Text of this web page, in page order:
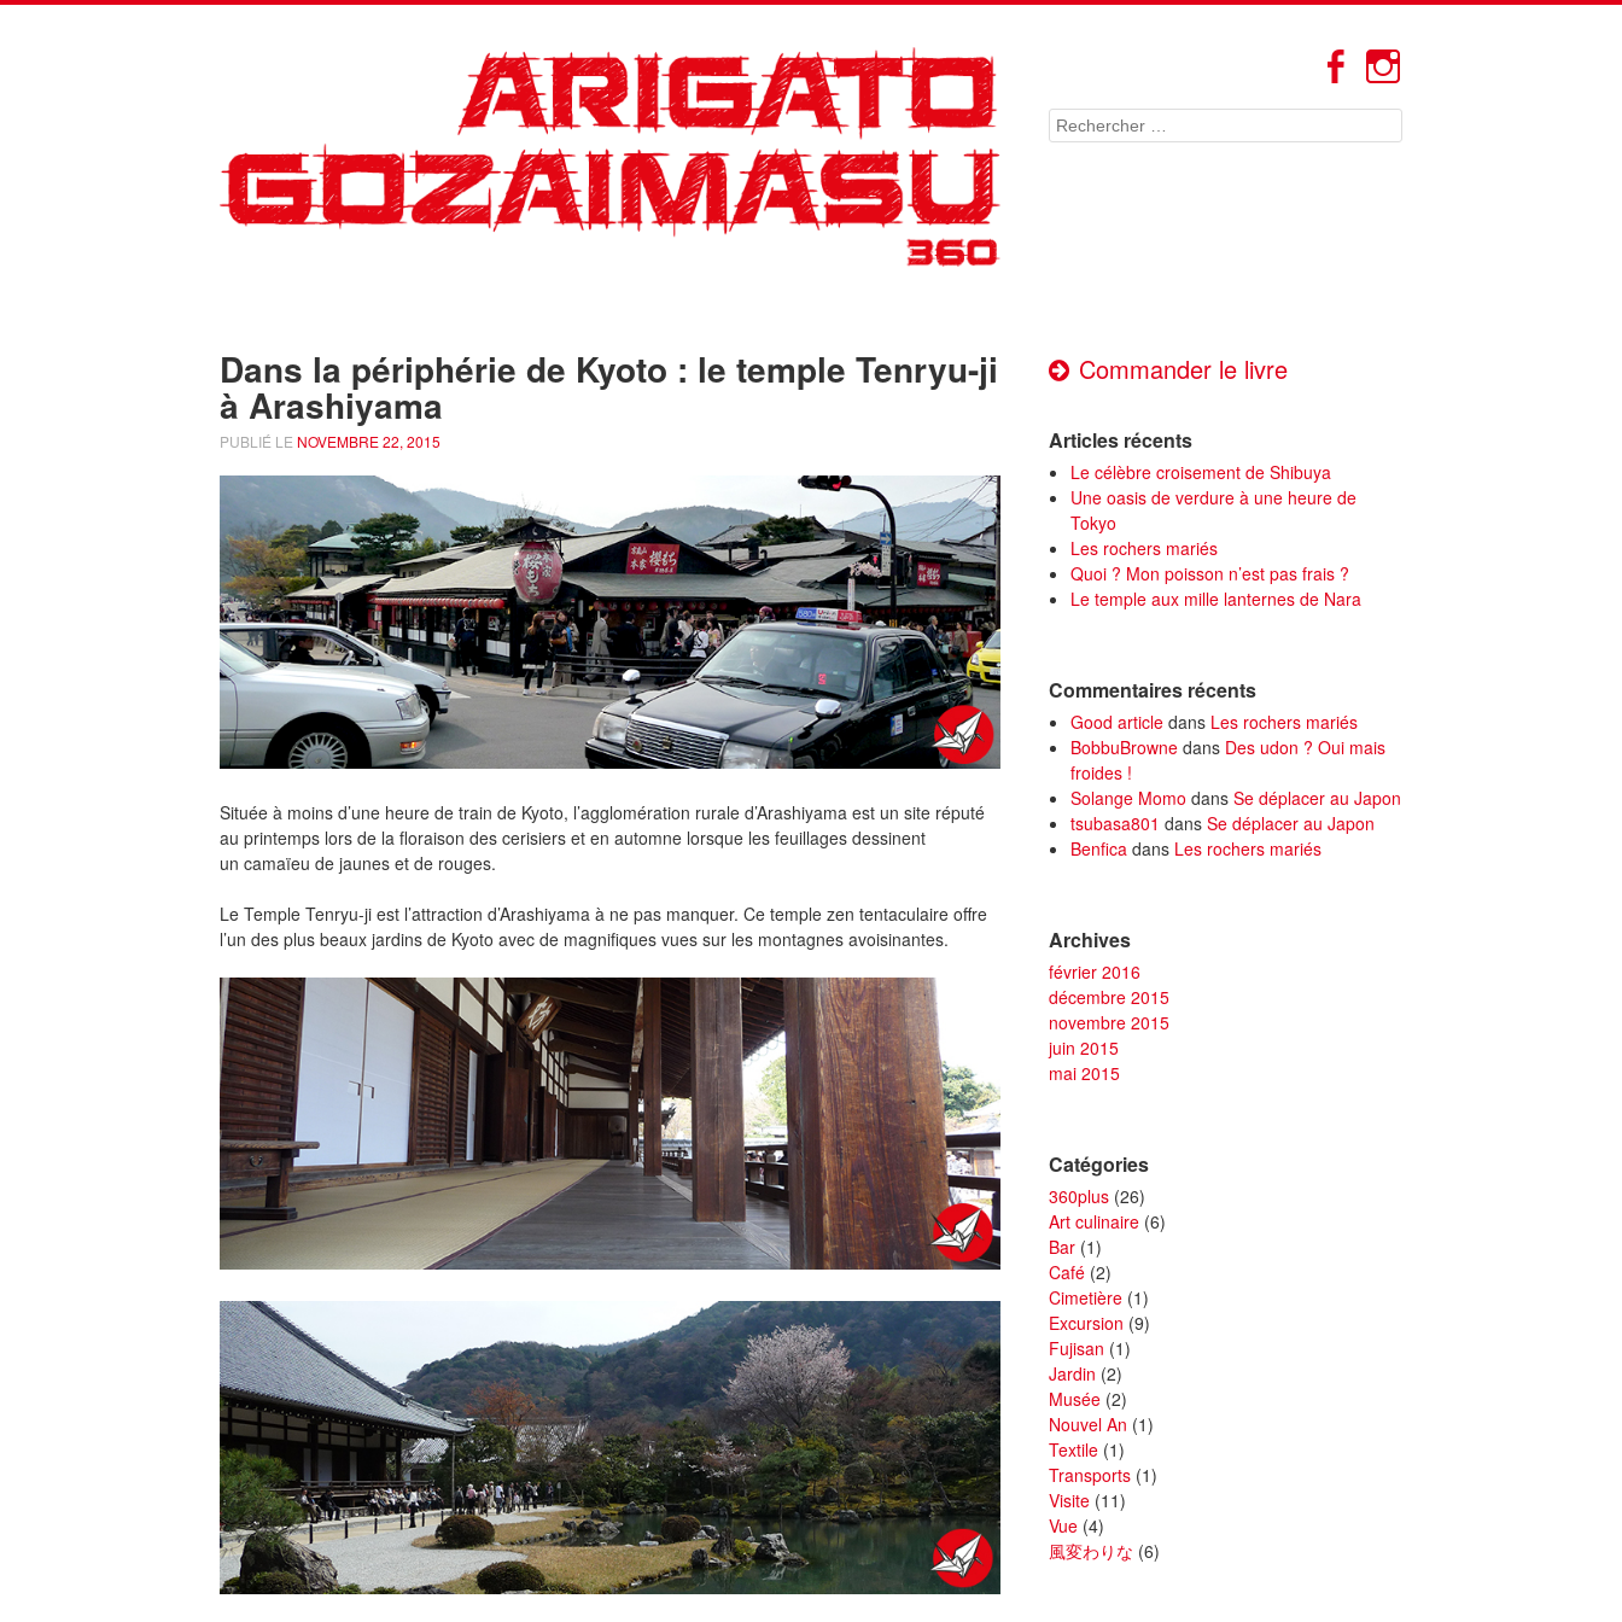
Facebook
Rechercher
Dans la périphérie de Kyoto : le temple Tenryu-ji
à Arashiyama
PUBLIÉ LE NOVEMBRE 22, 2015
Située à moins d’une heure de train de Kyoto, l’agglomération rurale d’Arashiyama est un site réputé
au printemps lors de la floraison des cerisiers et en automne lorsque les feuillages dessinent
un camaïeu de jaunes et de rouges.
Le Temple Tenryu-ji est l’attraction d’Arashiyama à ne pas manquer. Ce temple zen tentaculaire offre
l’un des plus beaux jardins de Kyoto avec de magnifiques vues sur les montagnes avoisinantes.
Commander le livre
Articles récents
Le célèbre croisement de Shibuya
Une oasis de verdure à une heure de
Tokyo
Les rochers mariés
Quoi ? Mon poisson n’est pas frais ?
Le temple aux mille lanternes de Nara
Commentaires récents
Good articledans Les rochers mariés
BobbuBrownedans Des udon ? Oui mais
froides !
Solange Momo dans Se déplacer au Japon
tsubasa801 dans Se déplacer au Japon
Benficadans Les rochers mariés
Archives
février 2016
décembre 2015
novembre 2015
juin 2015
mai 2015
Catégories
360plus(26)
Art culinaire(6)
Bar(1)
Café(2)
Cimetière(1)
Excursion (9)
Fujisan (1)
Jardin (2)
Musée(2)
Nouvel An (1)
Textile(1)
Transports(1)
Visite(11)
Vue(4)
風変わりな (6)